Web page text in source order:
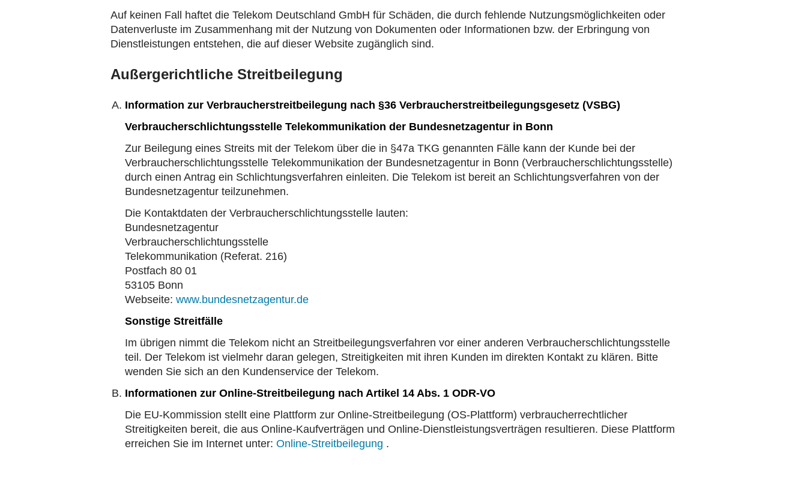
Auf keinen Fall haftet die Telekom Deutschland GmbH für Schäden, die durch fehlende Nutzungsmöglichkeiten oder
Datenverluste im Zusammenhang mit der Nutzung von Dokumenten oder Informationen bzw. der Erbringung von
Dienstleistungen entstehen, die auf dieser Website zugänglich sind.
Außergerichtliche Streitbeilegung
Information zur Verbraucherstreitbeilegung nach §36 Verbraucherstreitbeilegungsgesetz (VSBG)
Verbraucherschlichtungsstelle Telekommunikation der Bundesnetzagentur in Bonn
Zur Beilegung eines Streits mit der Telekom über die in §47a TKG genannten Fälle kann der Kunde bei der
Verbraucherschlichtungsstelle Telekommunikation der Bundesnetzagentur in Bonn (Verbraucherschlichtungsstelle)
durch einen Antrag ein Schlichtungsverfahren einleiten. Die Telekom ist bereit an Schlichtungsverfahren von der
Bundesnetzagentur teilzunehmen.
Die Kontaktdaten der Verbraucherschlichtungsstelle lauten:
Bundesnetzagentur
Verbraucherschlichtungsstelle
Telekommunikation (Referat. 216)
Postfach 80 01
53105 Bonn
Webseite: www.bundesnetzagentur.de
Sonstige Streitfälle
Im übrigen nimmt die Telekom nicht an Streitbeilegungsverfahren vor einer anderen Verbraucherschlichtungsstelle
teil. Der Telekom ist vielmehr daran gelegen, Streitigkeiten mit ihren Kunden im direkten Kontakt zu klären. Bitte
wenden Sie sich an den Kundenservice der Telekom.
Informationen zur Online-Streitbeilegung nach Artikel 14 Abs. 1 ODR-VO
Die EU-Kommission stellt eine Plattform zur Online-Streitbeilegung (OS-Plattform) verbraucherrechtlicher
Streitigkeiten bereit, die aus Online-Kaufverträgen und Online-Dienstleistungsverträgen resultieren. Diese Plattform
erreichen Sie im Internet unter: Online-Streitbeilegung .